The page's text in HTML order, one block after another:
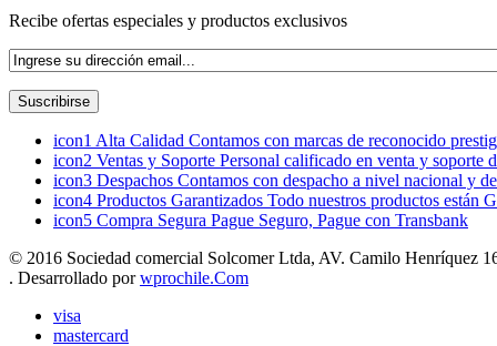
Recibe ofertas especiales y productos exclusivos
icon1 Alta Calidad Contamos con marcas de reconocido
icon2 Ventas y Soporte Personal calificado en venta y soporte
icon3 Despachos Contamos con despacho a nivel nacional y
icon4 Productos Garantizados Todo nuestros productos están
icon5 Compra Segura Pague Seguro, Pague con Transbank
© 2016 Sociedad comercial Solcomer Ltda, AV. Camilo Henríquez
. Desarrollado porwprochile.Com
visa
mastercard